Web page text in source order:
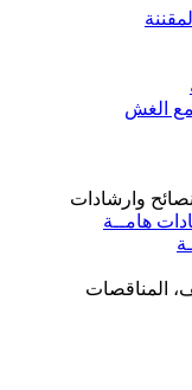
الغش
وارشادات
هامــة
المناقصات